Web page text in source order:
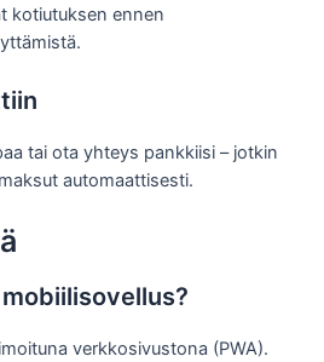
kotiutuksen ennen
tai ota yhteys pankkiisi – jotkin
automaattisesti.
verkkosivustona (PWA).